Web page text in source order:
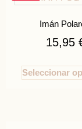
Imán
15,95
Seleccionar